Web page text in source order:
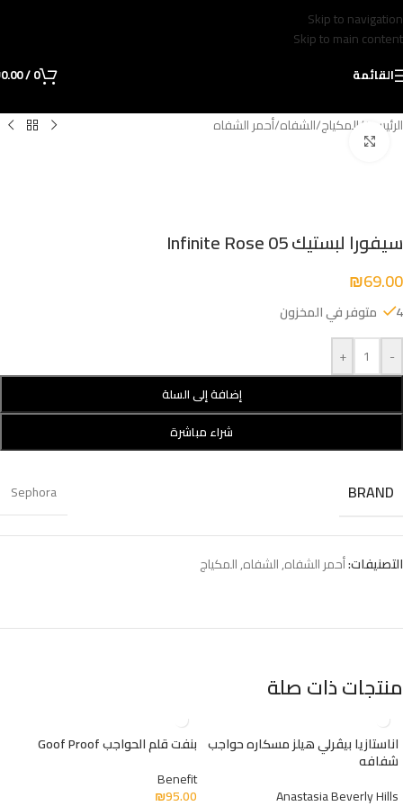
Skip to navigation
Skip to main content
القائمة 0
/
0.00
الرئيسية/المكياج/الشفاه/أحمر الشفاه
سيفورا لبستيك Infinite Rose 05
₪69.00
4 متوفر في المخزون
-
+
إضافة إلى السلة
شراء مباشرة
BRAND
Sephora
التصنيفات:أحمر الشفاه,الشفاه,المكياج
منتجات ذات صلة
اناستازيا بيڤرلي هيلز مسكاره حواجب
شفافه
Anastasia Beverly Hills
بنفت قلم الحواجب Goof Proof
Benefit
₪95.00